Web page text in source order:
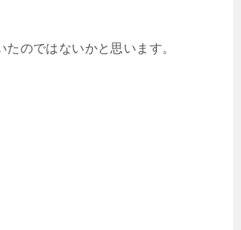
たのではないかと思います。